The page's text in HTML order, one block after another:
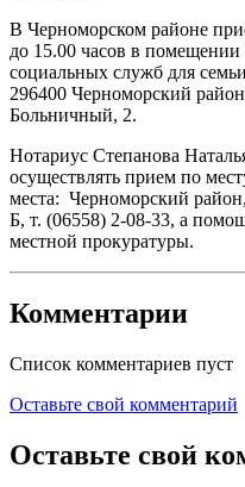
В Черноморском районе
до 15.00 часов в
социальных служб для
296400 Черноморский
Больничный, 2.
Нотариус Степанова
осуществлять прием по
места: Черноморский
Б, т. (06558) 2-08-33, а
местной прокуратуры.
Комментарии
Список комментариев пуст
Оставьте свой комментарий
Оставьте свой